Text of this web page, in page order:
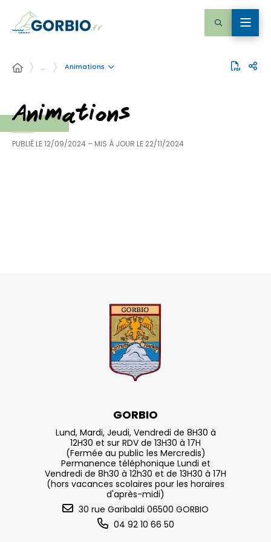
… Animations
Animations
PUBLIÉ LE12/09/2024 – MIS À JOUR LE 22/11/2024
GORBIO
Lund, Mardi, Jeudi, Vendredi de 8H30 à
12H30 et sur RDV de 13H30 à 17H
(Fermée au public les Mercredis)
Permanence téléphonique Lundi et
Vendredi de 8h30 à 12h30 et de 13H30 à 17H
(hors vacances scolaires pour les horaires
d'après-midi)
30 rue Garibaldi 06500 GORBIO
04 92 10 66 50